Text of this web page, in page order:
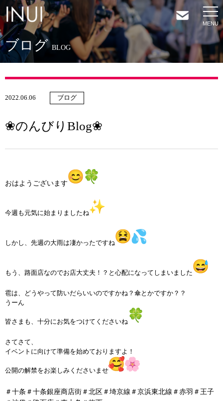
HOME
NEWS
ブログ BLOG
❀のんびりBlog❀
2022.06.06 ブログ
おはようございます
今週も元気に始まりましたね
しかし、先週の大雨は凄かったですね
もう、路面店なのでお店大丈夫！？と心配になってしまいました
雹は、どうやって防いだらいいのですかね？傘とかですか？？
うーん
皆さまも、十分にお気をつけてくださいね
さてさて、
イベントに向けて準備を始めておりますよ！
公開の解禁をお楽しみくださいませ
＃十条＃十条銀座商店街＃北区＃埼京線＃京浜東北線＃赤羽＃王子